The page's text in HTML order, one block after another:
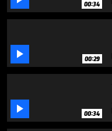
00:34
 00:29
 00:34